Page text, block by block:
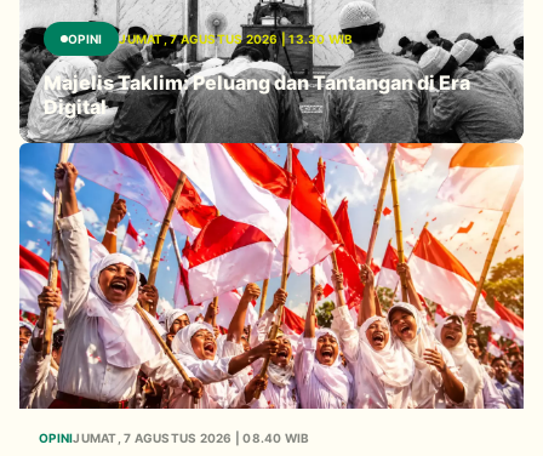
OPINI JUMAT, 7 AGUSTUS 2026 | 13.30 WIB
Majelis Taklim: Peluang dan Tantangan di Era
Digital
OPINIJUMAT, 7 AGUSTUS 2026 | 08.40 WIB